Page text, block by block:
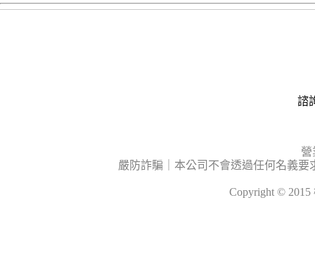
諮
營
嚴防詐騙｜本公司不會透過任何名義
Copyright ©